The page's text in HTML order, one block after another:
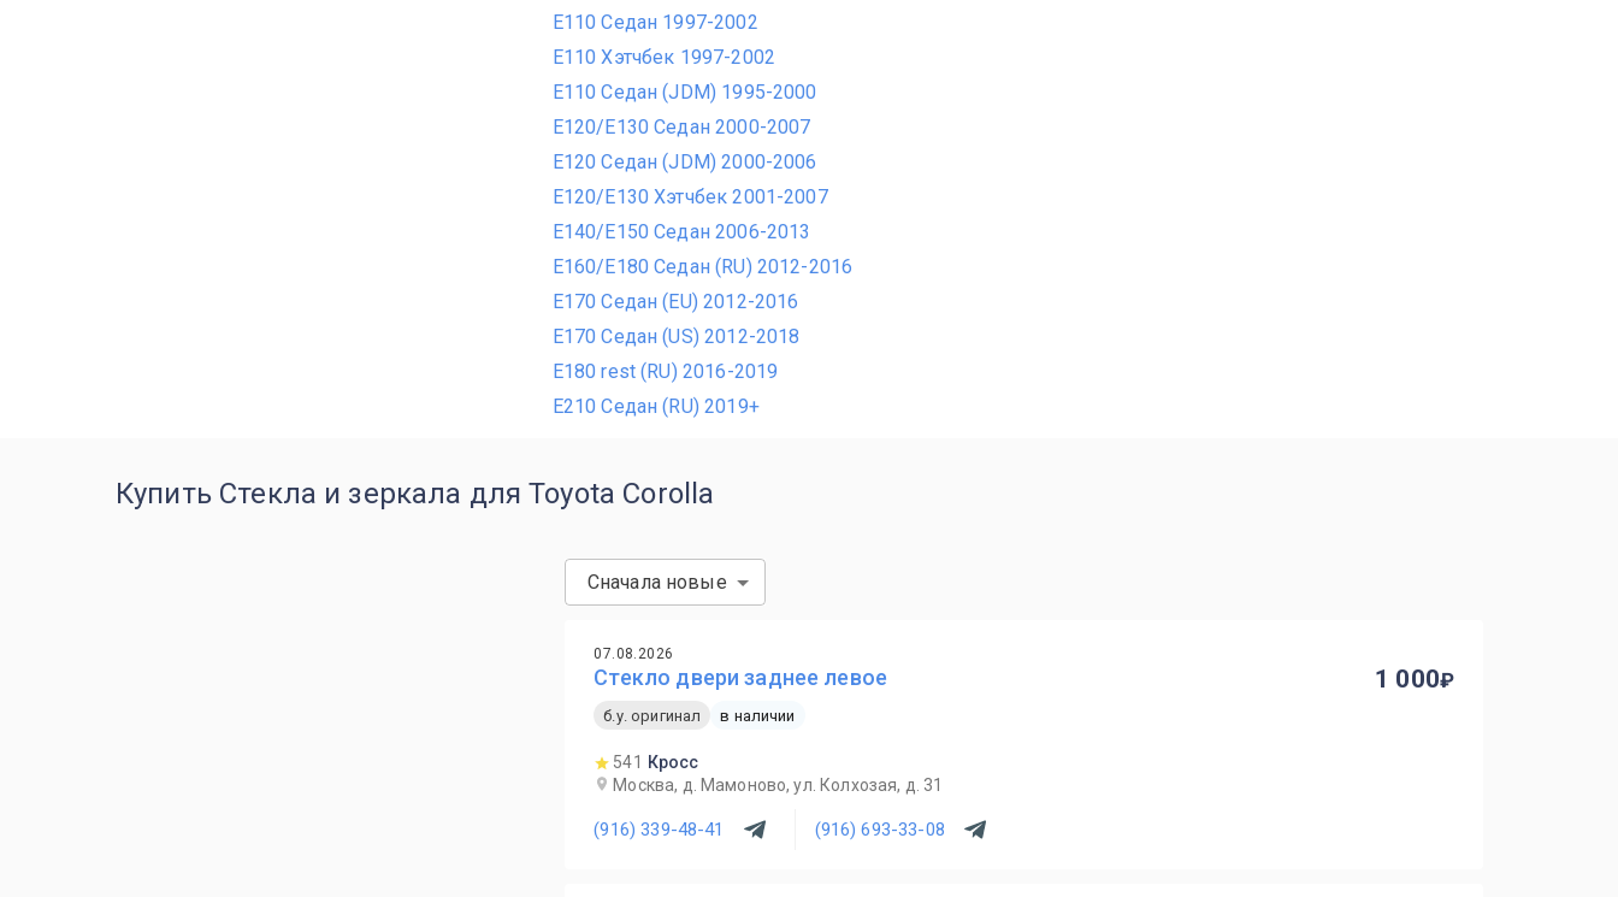
E110 Седан 1997-2002
E110 Хэтчбек 1997-2002
E110 Седан (JDM) 1995-2000
E120/E130 Седан 2000-2007
E120 Седан (JDM) 2000-2006
E120/E130 Хэтчбек 2001-2007
E140/E150 Седан 2006-2013
E160/E180 Седан (RU) 2012-2016
E170 Седан (EU) 2012-2016
E170 Седан (US) 2012-2018
E180 rest (RU) 2016-2019
E210 Седан (RU) 2019+
Купить Стекла и зеркала для Toyota Corolla
Сначала новые
07.08.2026
Стекло двери заднее левое
б.у. оригинал в наличии
541
Кросс
Москва, д. Мамоново, ул. Колхозая, д. 31
(916) 339-48-41 (916) 693-33-08
1 000